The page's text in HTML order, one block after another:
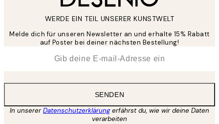
WERDE EIN TEIL UNSERER KUNSTWELT
Melde dich für unseren Newsletter an und erhalte 15% Rabatt
auf Poster bei deiner nächsten Bestellung!
SENDEN
In unsererDatenschutzerklärungerfährst du, wie wir deine Daten
verarbeiten